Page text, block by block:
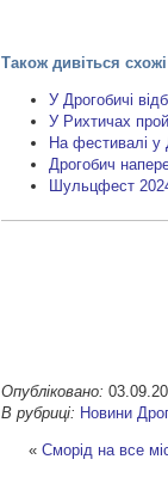
Також дивіться
У Дрогобичі
У Рихтичах
На фестивалі у
Дрогобич
Шульцфест
Опубліковано:
В рубриці: Новини
« Сморід на все